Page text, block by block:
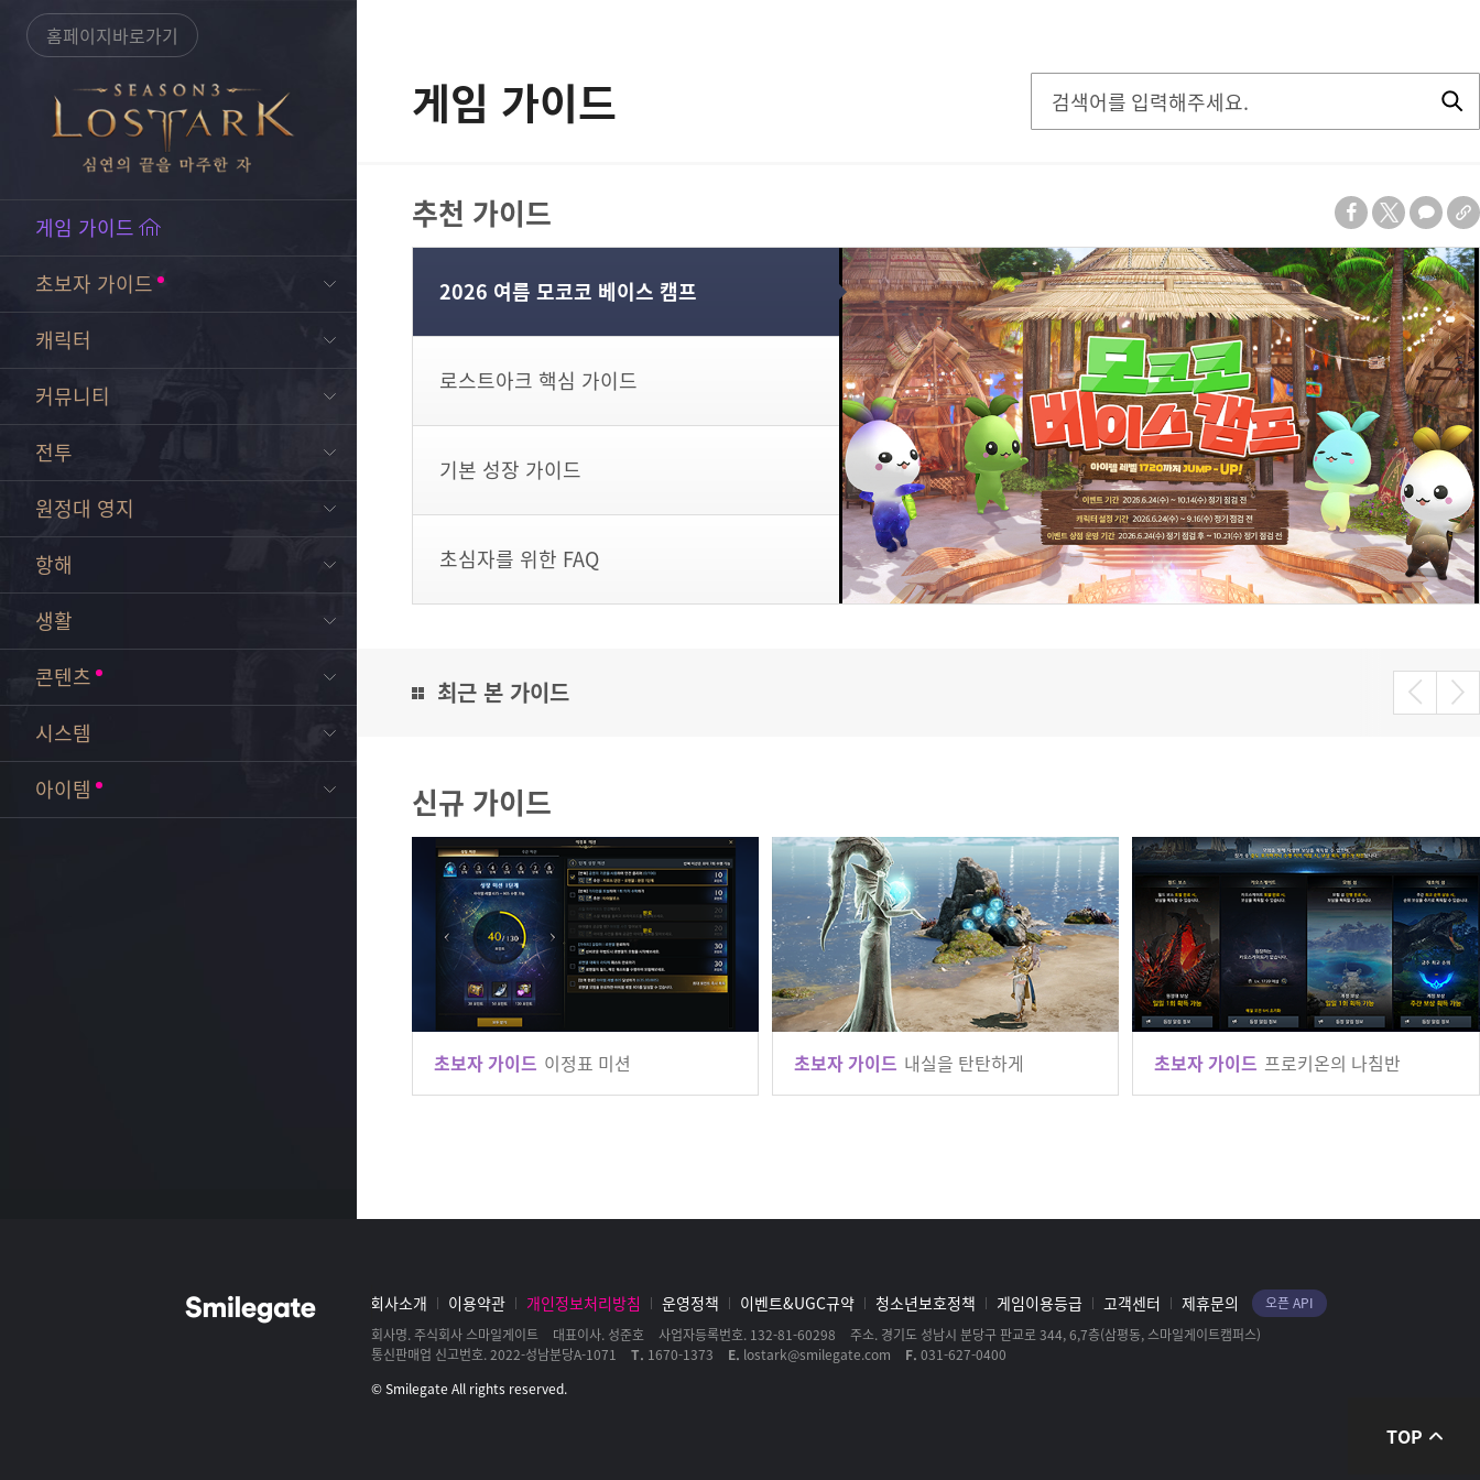
홈페이지바로가기
게임 가이드
초보자 가이드
캐릭터
커뮤니티
전투
원정대 영지
항해
생활
콘텐츠
시스템
아이템
게임 가이드
추천 가이드
2026 여름 모코코 베이스 캠프
로스트아크 핵심 가이드
기본 성장 가이드
초심자를 위한 FAQ
최근 본 가이드
신규 가이드
초보자 가이드 이정표 미션 초보자 가이드 내실을 탄탄하게 초보자 가이드 프로키온의 나침반
TOP
회사소개 이용약관 개인정보처리방침 운영정책 이벤트&UGC규약 청소년보호정책 게임이용등급 고객센터 제휴문의
오픈 API
회사명 주식회사 스마일게이트 대표이사 성준호 사업자등록번호 132-81-60298 주소 경기도 성남시 분당구 판교로 344, 6,7층(삼평동, 스마일게이트캠퍼스)
통신판매업 신고번호 2022-성남분당A-1071 T 1670-1373 E lostark@smilegate.com F 031-627-0400
© Smilegate All rights reserved.